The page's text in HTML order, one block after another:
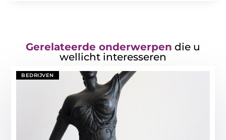
Gerelateerde onderwerpen die u
wellicht interesseren
BEDRIJVEN